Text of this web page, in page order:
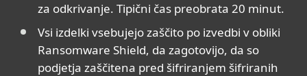
za odkrivanje. Tipični čas preobrata 20 minut.
Vsi izdelki vsebujejo zaščito po izvedbi v obliki
Ransomware Shield, da zagotovijo, da so
podjetja zaščitena pred šifriranjem šifriranih